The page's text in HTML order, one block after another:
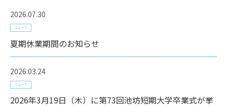
2026.07.30
ニュース
夏期休業期間のお知らせ
2026.03.24
ニュース
2026年3月19日（木）に第73回池坊短期大学卒業式が挙